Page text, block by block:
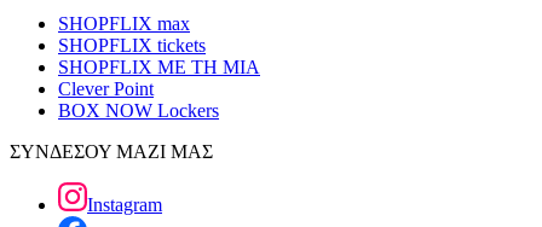
SHOPFLIX max
SHOPFLIX tickets
SHOPFLIX ΜΕ ΤΗ ΜΙΑ
Clever Point
BOX NOW Lockers
ΣΥΝΔΕΣΟΥ ΜΑΖΙ ΜΑΣ
Instagram